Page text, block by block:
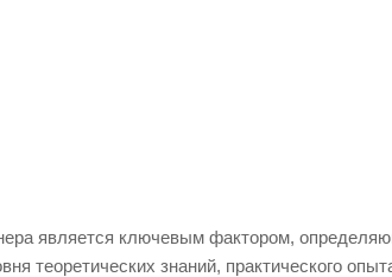
является ключевым фактором,
теоретических знаний, практического